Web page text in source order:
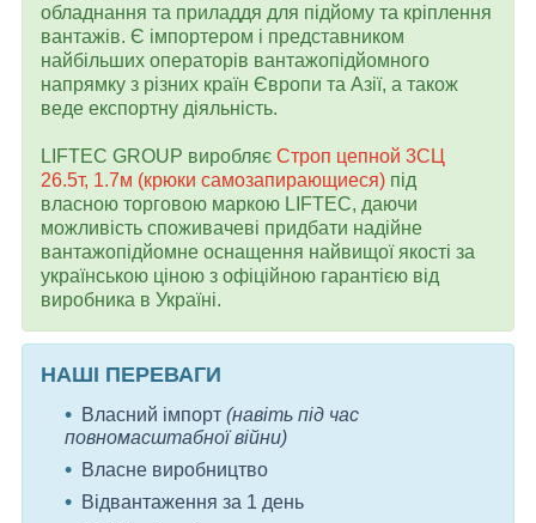
обладнання та приладдя для підйому та кріплення
вантажів. Є імпортером і представником
найбільших операторів вантажопідйомного
напрямку з різних країн Європи та Азії, а також
веде експортну діяльність.
LIFTEC GROUP виробляє Строп цепной 3СЦ
26.5т, 1.7м (крюки самозапирающиеся) під
власною торговою маркою LIFTEC, даючи
можливість споживачеві придбати надійне
вантажопідйомне оснащення найвищої якості за
українською ціною з офіційною гарантією від
виробника в Україні.
НАШІ ПЕРЕВАГИ
Власний імпорт (навіть під час
повномасштабної війни)
Власне виробництво
Відвантаження за 1 день